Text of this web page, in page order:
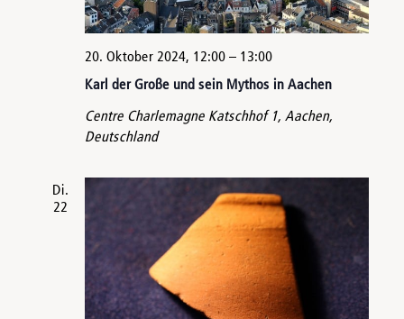
Karl der Große und sein Mythos in Aachen
20. Oktober 2024, 12:00– 13:00
Centre Charlemagne Katschhof 1, Aachen,
Deutschland
Di.
22